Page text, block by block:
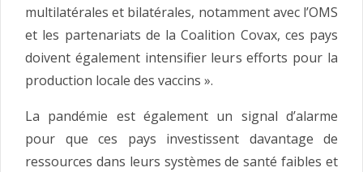
multilatérales et bilatérales, notamment avec l’OMS
et les partenariats de la Coalition Covax, ces pays
doivent également intensifier leurs efforts pour la
production locale des vaccins ».
La pandémie est également un signal d’alarme
pour que ces pays investissent davantage de
ressources dans leurs systèmes de santé faibles et